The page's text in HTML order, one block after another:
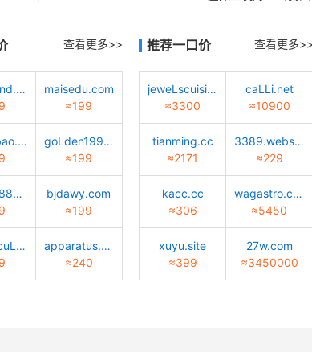
查看更多>>
quantwind.com
maisedu.com
≈199
Lucky-bao.top
goLden1999.com
≈199
02472688888.com
bjdawy.com
≈199
caiyun-cuLture.com
apparatus.tech
≈240
推荐一口价 查看更多>>
jeweLscuisine.com
≈3300
caLLi.net
≈10900
tianming.cc
≈2171
3389.website
≈229
kacc.cc
≈306
wagastro.com
≈5450
xuyu.site
≈399
27w.com
≈3450000